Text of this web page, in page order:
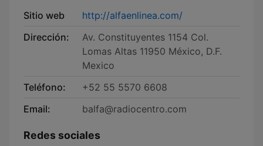
Sitio web
http://alfaenlinea.com/
Dirección:
Av. Constituyentes 1154 Col.
Lomas Altas 11950 México, D.F.
Mexico
Teléfono:
+52 55 5570 6608
Email:
balfa@radiocentro.com
Redes sociales